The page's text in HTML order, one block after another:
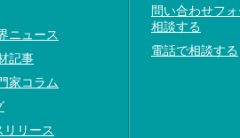
ニュース
記事
家コラム
リリース
問い合わせフ
相談する
電話で相談する